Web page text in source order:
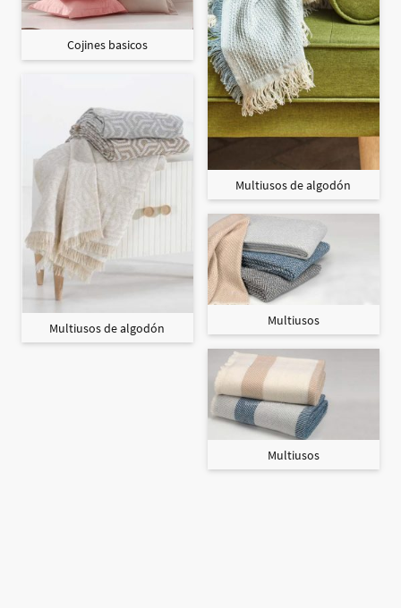
Cojines basicos
Multiusos de algodón
Multiusos de algodón
Multiusos
Multiusos